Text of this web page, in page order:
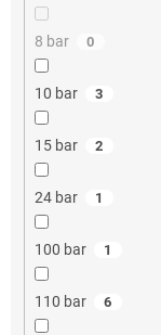
8 bar 0
10 bar 3
15 bar 2
24 bar 1
100 bar 1
110 bar 6